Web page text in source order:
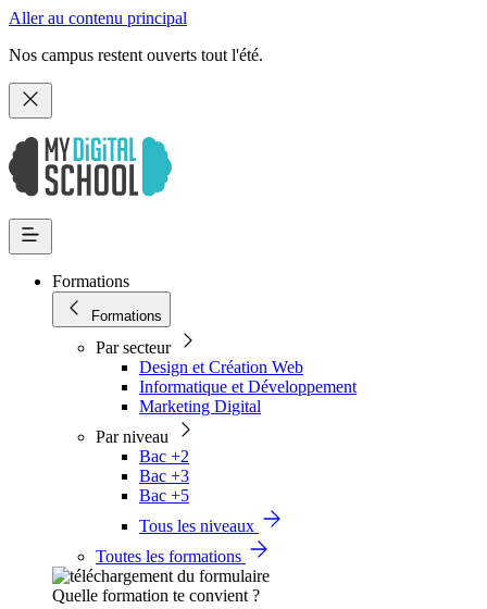
Aller au contenu principal
Nos campus restent ouverts tout l'été.
Formations
Formations
Par secteur
Design et Création Web
Informatique et Développement
Marketing Digital
Par niveau
Bac +2
Bac +3
Bac +5
Tous les niveaux
Toutes les formations
Quelle formation te convient ?